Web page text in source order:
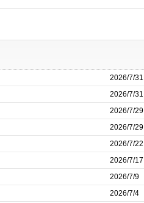
2026/7/31
2026/7/31
2026/7/29
2026/7/29
2026/7/22
2026/7/17
2026/7/9
2026/7/4